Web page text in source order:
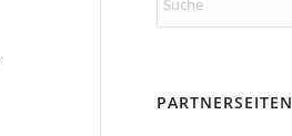
PARTNERSEITEN